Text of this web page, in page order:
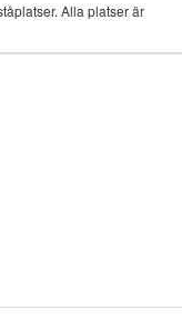
Alla platser är